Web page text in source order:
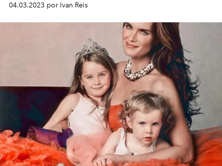
04.03.2023 por Ivan Reis